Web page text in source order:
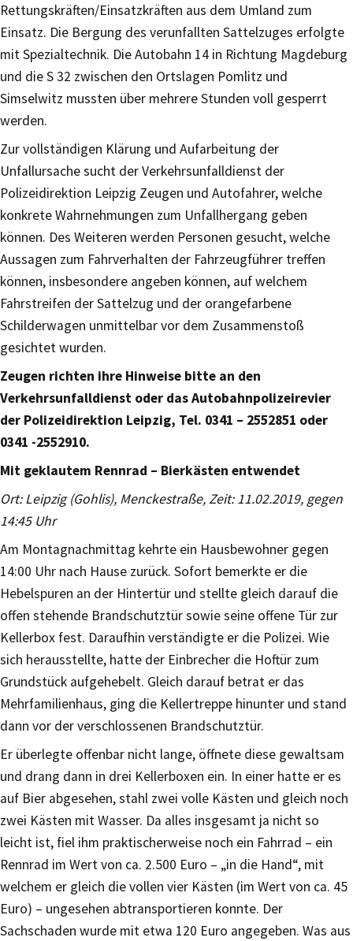
Rettungskräften/Einsatzkräften aus dem Umland zum
Einsatz. Die Bergung des verunfallten Sattelzuges erfolgte
mit Spezialtechnik. Die Autobahn 14 in Richtung Magdeburg
und die S 32 zwischen den Ortslagen Pomlitz und
Simselwitz mussten über mehrere Stunden voll gesperrt
werden.
Zur vollständigen Klärung und Aufarbeitung der
Unfallursache sucht der Verkehrsunfalldienst der
Polizeidirektion Leipzig Zeugen und Autofahrer, welche
konkrete Wahrnehmungen zum Unfallhergang geben
können. Des Weiteren werden Personen gesucht, welche
Aussagen zum Fahrverhalten der Fahrzeugführer treffen
können, insbesondere angeben können, auf welchem
Fahrstreifen der Sattelzug und der orangefarbene
Schilderwagen unmittelbar vor dem Zusammenstoß
gesichtet wurden.
Zeugen richten ihre Hinweise bitte an den
Verkehrsunfalldienst oder das Autobahnpolizeirevier
der Polizeidirektion Leipzig, Tel. 0341 – 2552851 oder
0341 -2552910.
Mit geklautem Rennrad – Bierkästen entwendet
Ort: Leipzig (Gohlis), Menckestraße, Zeit: 11.02.2019, gegen
14:45 Uhr
Am Montagnachmittag kehrte ein Hausbewohner gegen
14:00 Uhr nach Hause zurück. Sofort bemerkte er die
Hebelspuren an der Hintertür und stellte gleich darauf die
offen stehende Brandschutztür sowie seine offene Tür zur
Kellerbox fest. Daraufhin verständigte er die Polizei. Wie
sich herausstellte, hatte der Einbrecher die Hoftür zum
Grundstück aufgehebelt. Gleich darauf betrat er das
Mehrfamilienhaus, ging die Kellertreppe hinunter und stand
dann vor der verschlossenen Brandschutztür.
Er überlegte offenbar nicht lange, öffnete diese gewaltsam
und drang dann in drei Kellerboxen ein. In einer hatte er es
auf Bier abgesehen, stahl zwei volle Kästen und gleich noch
zwei Kästen mit Wasser. Da alles insgesamt ja nicht so
leicht ist, fiel ihm praktischerweise noch ein Fahrrad – ein
Rennrad im Wert von ca. 2.500 Euro – „in die Hand“, mit
welchem er gleich die vollen vier Kästen (im Wert von ca. 45
Euro) – ungesehen abtransportieren konnte. Der
Sachschaden wurde mit etwa 120 Euro angegeben. Was aus